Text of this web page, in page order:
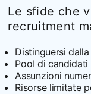
Le sfide che
recruitment
Distinguersi
Pool di
Assunzioni
Risorse limitate